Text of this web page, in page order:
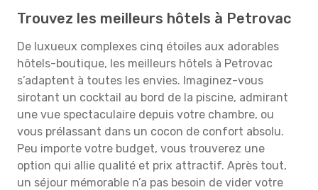
Trouvez les meilleurs hôtels à Petrovac
De luxueux complexes cinq étoiles aux adorables
hôtels-boutique, les meilleurs hôtels à Petrovac
s’adaptent à toutes les envies. Imaginez-vous
sirotant un cocktail au bord de la piscine, admirant
une vue spectaculaire depuis votre chambre, ou
vous prélassant dans un cocon de confort absolu.
Peu importe votre budget, vous trouverez une
option qui allie qualité et prix attractif. Après tout,
un séjour mémorable n’a pas besoin de vider votre